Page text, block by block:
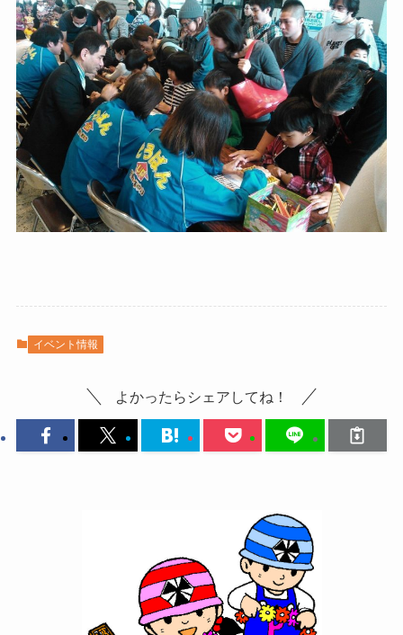
イベント情報
よかったらシェアしてね！